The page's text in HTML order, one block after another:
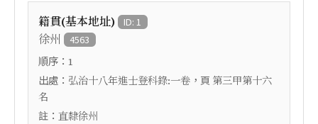
籍貫(基本地址) ID: 1
徐州 4563
順序： 1
出處： 弘治十八年進士登科錄:一卷 ，頁 第三甲第十六
名
註： 直隸徐州